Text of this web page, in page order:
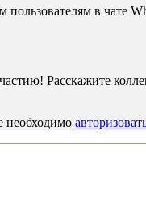
пользователям в чате
Расскажите
необходимо